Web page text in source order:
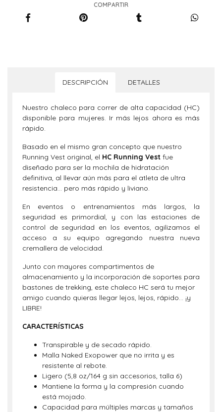
COMPARTIR
DESCRIPCIÓN DETALLES
Nuestro chaleco para correr de alta capacidad (HC)
disponible para mujeres. Ir más lejos ahora es más
rápido.
Basado en el mismo gran concepto que nuestro
Running Vest original, el HC Running Vest fue
diseñado para ser la mochila de hidratación
definitiva, al llevar aún más para el atleta de ultra
resistencia… pero más rápido y liviano.
En eventos o entrenamientos más largos, la
seguridad es primordial, y con las estaciones de
control de seguridad en los eventos, agilizamos el
acceso a su equipo agregando nuestra nueva
cremallera de velocidad.
Junto con mayores compartimentos de
almacenamiento y la incorporación de soportes para
bastones de trekking, este chaleco HC será tu mejor
amigo cuando quieras llegar lejos, lejos, rápido… ¡y
LIBRE!
CARACTERÍSTICAS
Transpirable y de secado rápido.
Malla Naked Exopower que no irrita y es
resistente al rebote.
Ligero (5,8 oz/164 g sin accesorios, talla 6)
Mantiene la forma y la compresión cuando
está mojado.
Capacidad para múltiples marcas y tamaños